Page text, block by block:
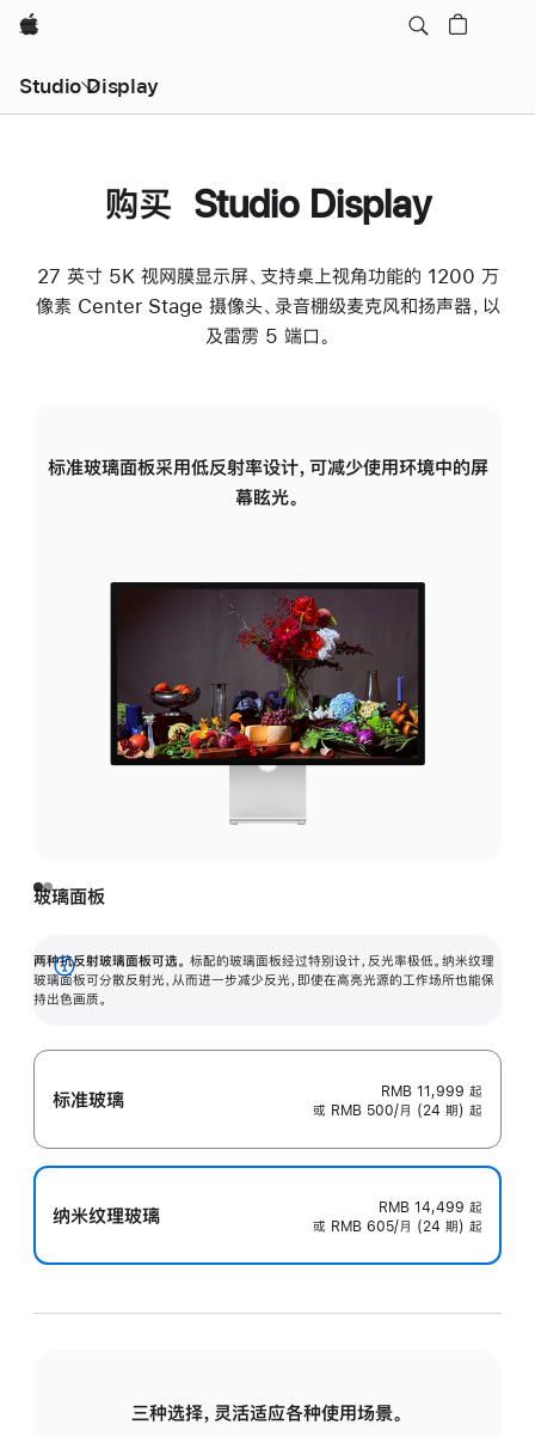
Apple
Studio Display
购买 Studio Display
27 英寸 5K 视网膜显示屏、支持桌上视角功能的 1200 万
像素 Center Stage 摄像头、录音棚级麦克风和扬声器，以
及雷雳 5 端口。
标准玻璃面板采用低反射率设计，可减少使用环境中的屏
幕眩光。
玻璃面板
两种抗反射玻璃面板可选。 标配的玻璃面板经过特别设计，反光率极低。纳米纹理
玻璃面板可分散反射光，从而进一步减少反光，即使在高亮光源的工作场所也能保
持出色画质。
展
开
标准玻璃 RMB 11,999 起
或 RMB 500/月 (24 期) 起
纳米纹理玻璃 RMB 14,499 起
或 RMB 605/月 (24 期) 起
三种选择，灵活适应各种使用场景。